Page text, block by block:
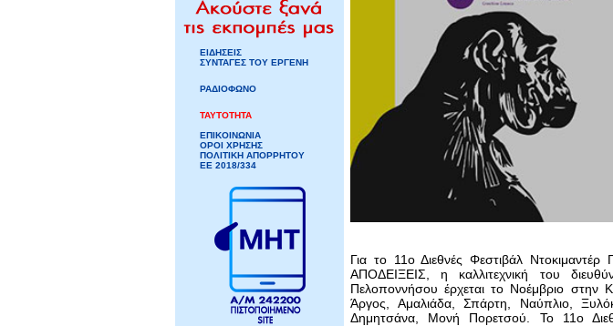
ΕΙΔΗΣΕΙΣ
ΣΥΝΤΑΓΕΣ ΤΟΥ ΕΡΓΕΝΗ
ΡΑΔΙΟΦΩΝΟ
ΤΑΥΤΟΤΗΤΑ
ΕΠΙΚΟΙΝΩΝΙΑ
ΟΡΟΙ ΧΡΗΣΗΣ
ΠΟΛΙΤΙΚΗ ΑΠΟΡΡΗΤΟΥ
ΕΕ 2018/334
Για το 11ο Διεθνές Φεστιβάλ
ΑΠΟΔΕΙΞΕΙΣ, η καλλιτεχνική του
Πελοποννήσου έρχεται το Νοέμβριο στην
Άργος, Αμαλιάδα, Σπάρτη, Ναύπλιο,
Δημητσάνα, Μονή Πορετσού. Το 11ο